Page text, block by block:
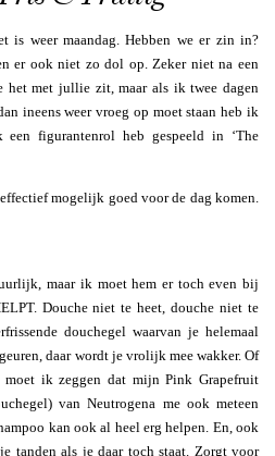
is weer maandag. Hebben we er zin in?
er ook niet zo dol op. Zeker niet na een
het met jullie zit, maar als ik twee dagen
ineens weer vroeg op moet staan heb ik
figurantenrol heb gespeeld in ‘The
mogelijk goed voor de dag komen.
maar ik moet hem er toch even bij
Douche niet te heet, douche niet te
douchegel waarvan je helemaal
daar wordt je vrolijk mee wakker. Of
ik zeggen dat mijn Pink Grapefruit
van Neutrogena me ook meteen
kan ook al heel erg helpen. En, ook
tanden als je daar toch staat. Zorgt voor